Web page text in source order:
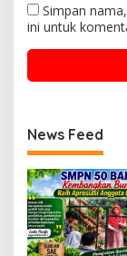
Simpan
ini untuk
News Feed